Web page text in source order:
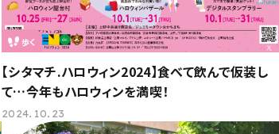
歩く
【シタマチ.ハロウィン2024】食べて飲んで仮装し
て…今年もハロウィンを満喫！
2024.10.23